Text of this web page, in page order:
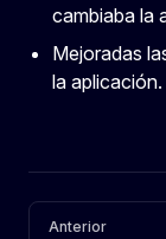
cambiaba la
Mejoradas
la aplicación.
Pager
Anterior